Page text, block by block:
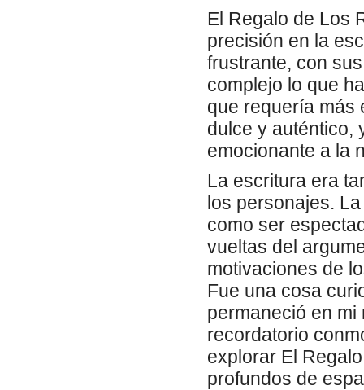
El Regalo de Los
precisión en la
frustrante, con
complejo lo que
que requería más
dulce y auténtico,
emocionante a la
La escritura era
los personajes.
como ser
vueltas del
motivaciones de
Fue una cosa
permaneció en
recordatorio
explorar El
profundos de